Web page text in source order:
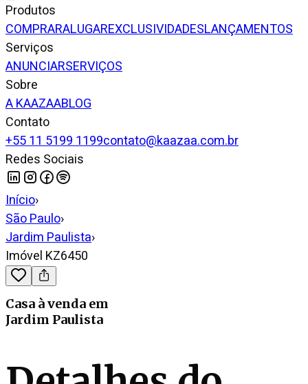
Produtos
COMPRARALUGAREXCLUSIVIDADESLANÇAMENTOS
Serviços
ANUNCIARSERVIÇOS
Sobre
A KAAZAABLOG
Contato
+55 11 5199 1199contato@kaazaa.com.br
Redes Sociais
Início›
São Paulo›
Jardim Paulista›
Imóvel KZ6450
Casa à venda em
Jardim Paulista